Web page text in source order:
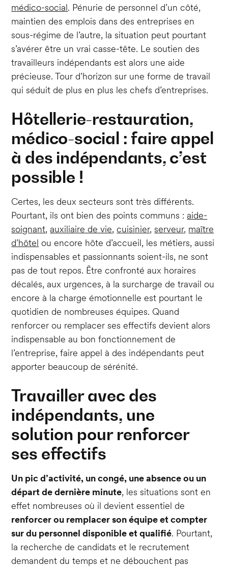
médico-social. Pénurie de personnel d’un côté,
maintien des emplois dans des entreprises en
sous-régime de l’autre, la situation peut pourtant
s’avérer être un vrai casse-tête. Le soutien des
travailleurs indépendants est alors une aide
précieuse. Tour d’horizon sur une forme de travail
qui séduit de plus en plus les chefs d’entreprises.
Hôtellerie-restauration,
médico-social : faire appel
à des indépendants, c’est
possible !
Certes, les deux secteurs sont très différents.
Pourtant, ils ont bien des points communs :aide-
soignant,auxiliaire de vie,cuisinier,serveur, maître
d’hôtel ou encore hôte d’accueil, les métiers, aussi
indispensables et passionnants soient-ils, ne sont
pas de tout repos. Être confronté aux horaires
décalés, aux urgences, à la surcharge de travail ou
encore à la charge émotionnelle est pourtant le
quotidien de nombreuses équipes. Quand
renforcer ou remplacer ses effectifs devient alors
indispensable au bon fonctionnement de
l’entreprise, faire appel à des indépendants peut
apporter beaucoup de sérénité.
Travailler avec des
indépendants, une
solution pour renforcer
ses effectifs
Un pic d’activité, un congé, une absence ou un
départ de dernière minute, les situations sont en
effet nombreuses où il devient essentiel de
renforcer ou remplacer son équipe et compter
sur du personnel disponible et qualifié. Pourtant,
la recherche de candidats et le recrutement
demandent du temps et ne débouchent pas